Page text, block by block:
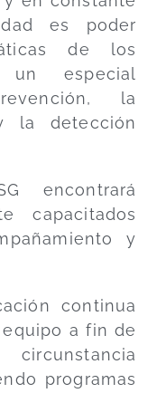
es poder
de los
un especial
la
la detección
encontrará
capacitados
y
continua
equipo a fin de
programas